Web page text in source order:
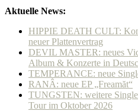
Aktuelle News:
HIPPIE DEATH CULT:
neuer Plattenvertrag
DEVIL MASTER: neues
Album & Konzerte in
TEMPERANCE: neue
RANÂ: neue EP „Freamăt“
TUNGSTEN: weitere
Tour im Oktober 2026